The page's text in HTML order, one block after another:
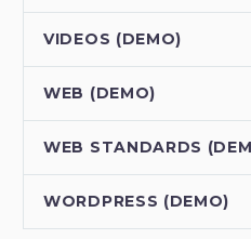
VIDEOS (DEMO)
WEB (DEMO)
WEB STANDARDS
WORDPRESS (DEMO)